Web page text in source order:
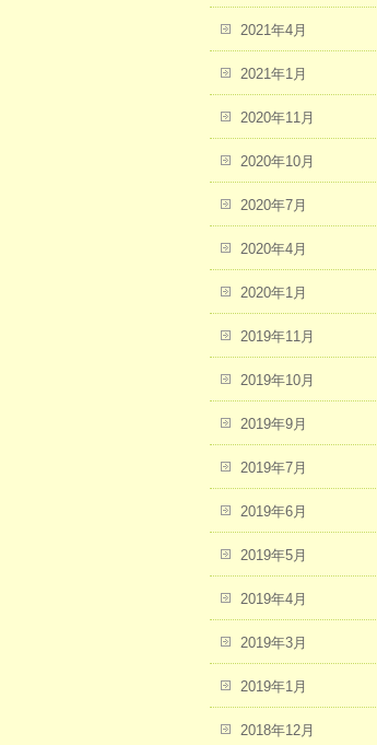
2021年4月
2021年1月
2020年11月
2020年10月
2020年7月
2020年4月
2020年1月
2019年11月
2019年10月
2019年9月
2019年7月
2019年6月
2019年5月
2019年4月
2019年3月
2019年1月
2018年12月